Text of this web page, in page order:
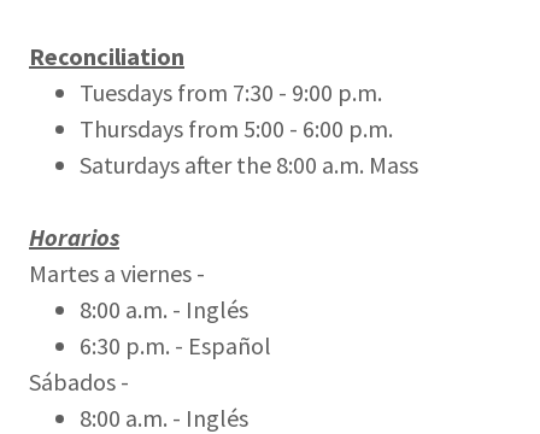
Reconciliation
Tuesdays from 7:30 - 9:00 p.m.
Thursdays from 5:00 - 6:00 p.m.
Saturdays after the 8:00 a.m. Mass
Horarios
Martes a viernes -
8:00 a.m. - Inglés
6:30 p.m. - Español
Sábados -
8:00 a.m. - Inglés